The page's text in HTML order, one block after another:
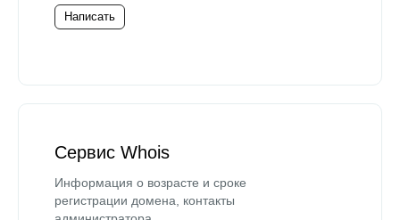
Написать
Сервис Whois
Информация о возрасте и сроке
регистрации домена, контакты